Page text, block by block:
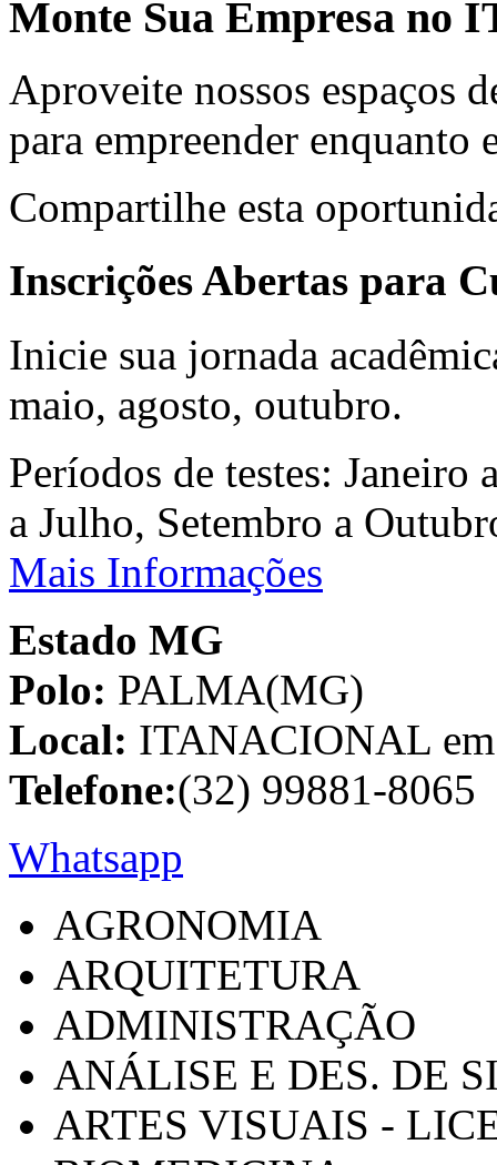
Monte Sua Empresa no
Aproveite nossos espaços
para empreender enquanto
Compartilhe esta
Inscrições Abertas para
Inicie sua jornada
maio, agosto, outubro.
Períodos de testes:
a Julho, Setembro a
Mais Informações
Estado MG
Polo: PALMA(MG)
Local: ITANACIONAL
Telefone:(32) 99881-8065
Whatsapp
AGRONOMIA
ARQUITETURA
ADMINISTRAÇÃO
ANÁLISE E DES. DE
ARTES VISUAIS -